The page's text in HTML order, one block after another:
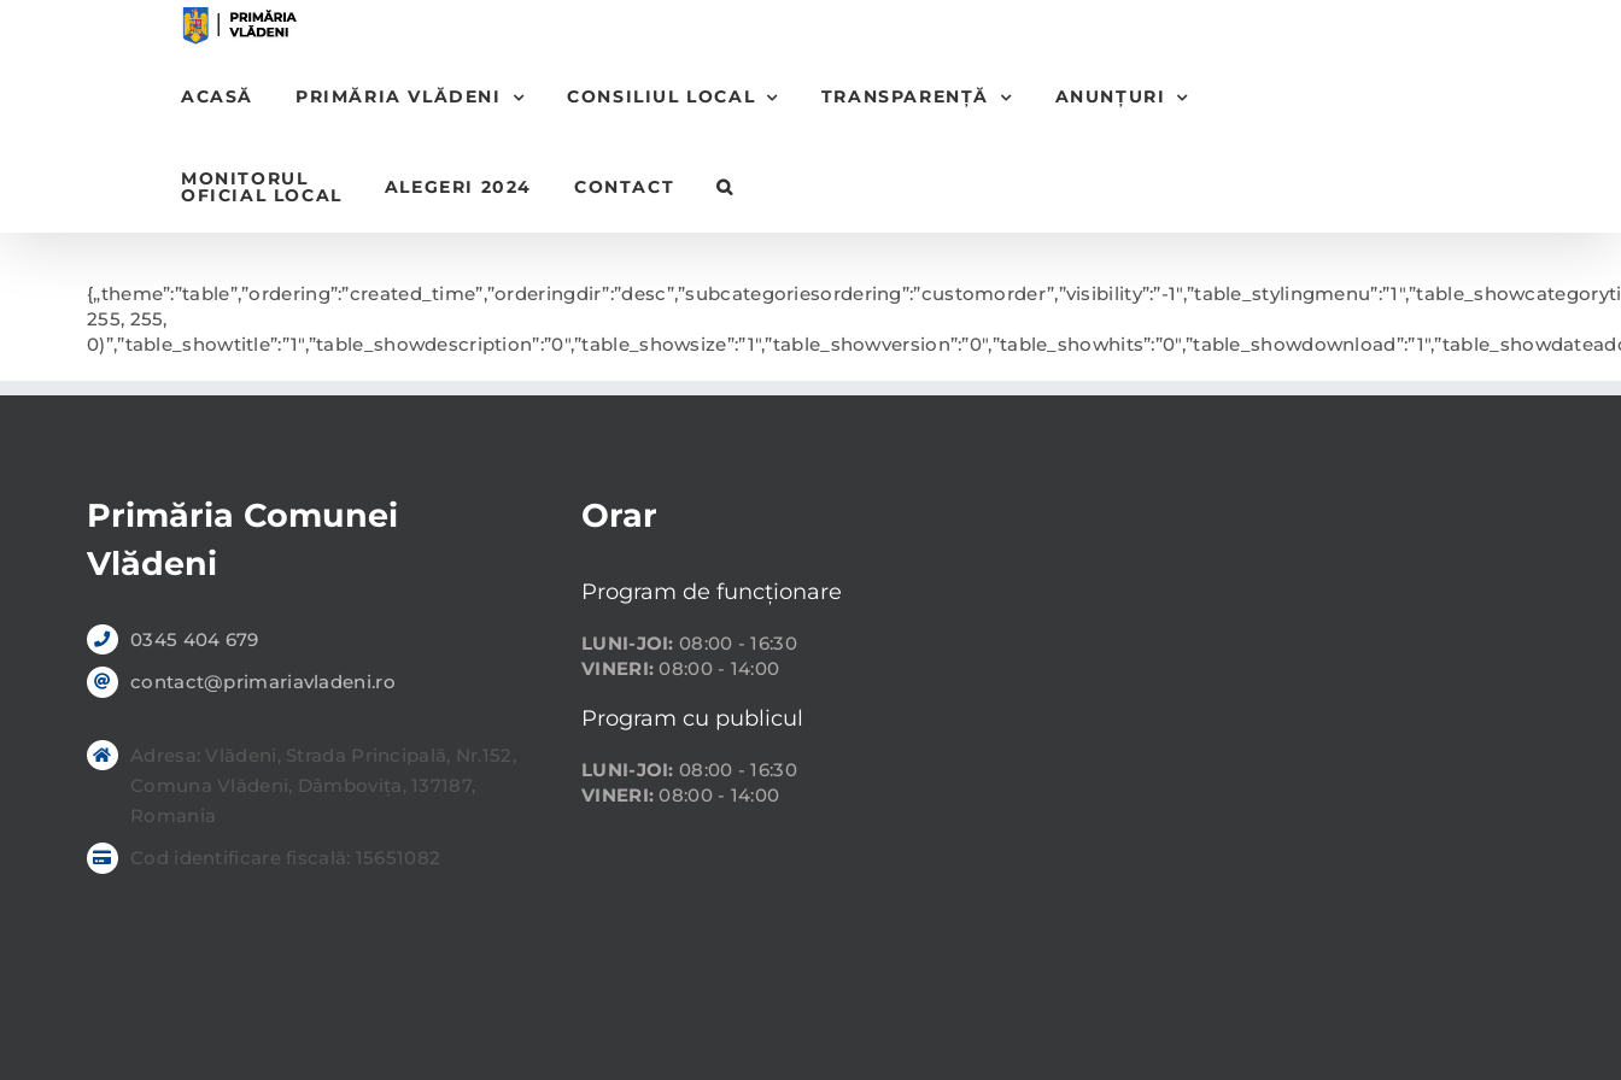
ACASĂ PRIMĂRIA VLĂDENI CONSILIUL LOCAL TRANSPARENȚĂ ANUNȚURI
MONITORUL
OFICIAL LOCAL ALEGERI 2024 CONTACT
{„theme”:”table”,”ordering”:”created_time”,”orderingdir”:”desc”,”subcategoriesordering”:”customorder”,”visibility”:”-
255, 255,
Primăria Comunei
Vlădeni
0345 404 679
contact@primariavladeni.ro
Adresa: Vlădeni, Strada Principală, Nr.152,
Comuna Vlădeni, Dâmbovița, 137187,
Romania
Cod identificare fiscală: 15651082
Orar
Program de funcționare
LUNI-JOI: 08:00 - 16:30
VINERI: 08:00 - 14:00
Program cu publicul
LUNI-JOI: 08:00 - 16:30
VINERI: 08:00 - 14:00